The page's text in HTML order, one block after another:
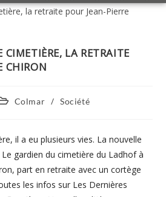
CIMETIÈRE, LA RETRAITE
CHIRON
Colmar / Société
il a eu plusieurs vies. La nouvelle
gardien du cimetière du Ladhof à
part en retraite avec un cortège
les infos sur Les Dernières